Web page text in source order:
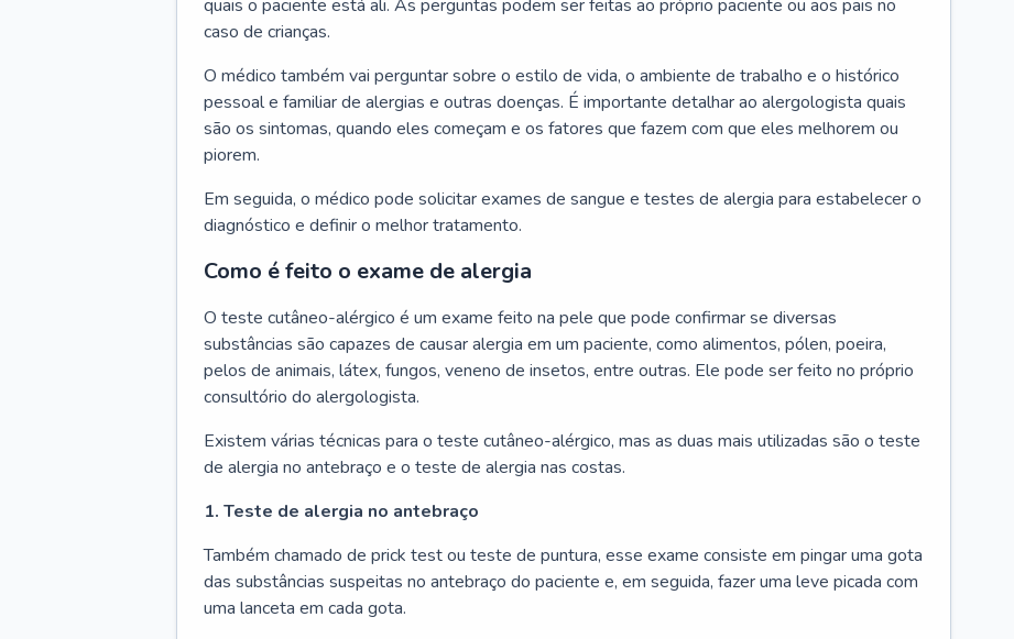
quais o paciente está ali. As perguntas podem ser feitas ao próprio paciente ou aos pais no
caso de crianças.
O médico também vai perguntar sobre o estilo de vida, o ambiente de trabalho e o histórico
pessoal e familiar de alergias e outras doenças. É importante detalhar ao alergologista quais
são os sintomas, quando eles começam e os fatores que fazem com que eles melhorem ou
piorem.
Em seguida, o médico pode solicitar exames de sangue e testes de alergia para estabelecer o
diagnóstico e definir o melhor tratamento.
Como é feito o exame de alergia
O teste cutâneo-alérgico é um exame feito na pele que pode confirmar se diversas
substâncias são capazes de causar alergia em um paciente, como alimentos, pólen, poeira,
pelos de animais, látex, fungos, veneno de insetos, entre outras. Ele pode ser feito no próprio
consultório do alergologista.
Existem várias técnicas para o teste cutâneo-alérgico, mas as duas mais utilizadas são o teste
de alergia no antebraço e o teste de alergia nas costas.
1. Teste de alergia no antebraço
Também chamado de prick test ou teste de puntura, esse exame consiste em pingar uma gota
das substâncias suspeitas no antebraço do paciente e, em seguida, fazer uma leve picada com
uma lanceta em cada gota.